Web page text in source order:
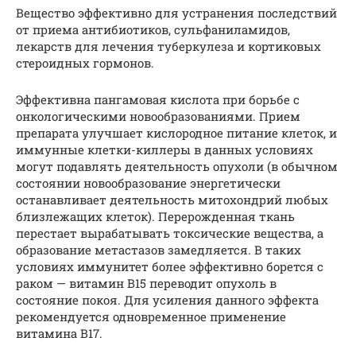
Вещество эффективно для устранения последствий
от приема антибиотиков, сульфаниламидов,
лекарств для лечения туберкулеза и кортиковых
стероидных гормонов.
Эффективна пангамовая кислота при борьбе с
онкологическими новообразованиями. Прием
препарата улучшает кислородное питание клеток, и
иммунные клетки-киллеры в данных условиях
могут подавлять деятельность опухоли (в обычном
состоянии новообразование энергетически
останавливает деятельность митохондрий любых
близлежащих клеток). Перерожденная ткань
перестает вырабатывать токсические вещества, а
образование метастазов замедляется. В таких
условиях иммунитет более эффективно борется с
раком — витамин B15 переводит опухоль в
состояние покоя. Для усиления данного эффекта
рекомендуется одновременное применение
витамина B17.